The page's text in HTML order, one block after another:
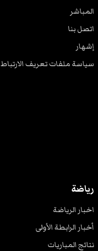
المباشر
اتصل بنا
إشهار
سياسة ملفات تعريف الارتباط
رياضة
اخبار الرياضة
أخبار الرابطة الأولى
نتائج المباريات